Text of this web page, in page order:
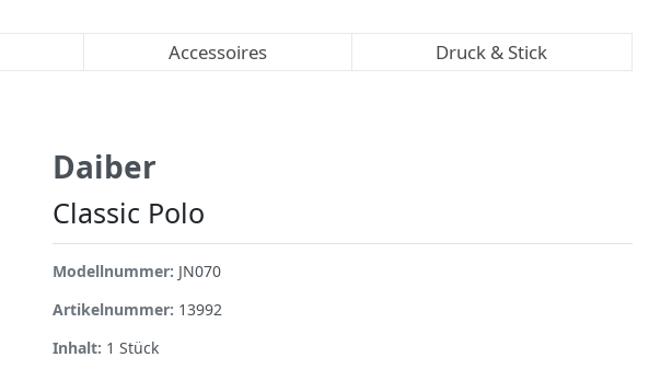
Accessoires Druck & Stick
Daiber
Classic Polo
Modellnummer: JN070
Artikelnummer: 13992
Inhalt: 1 Stück